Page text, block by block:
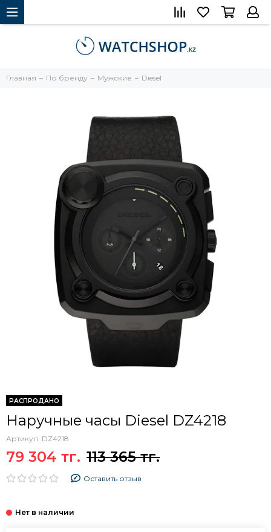
Главная По бренду Мужские Diesel
РАСПРОДАНО
Наручные часы Diesel DZ4218
Артикул: DZ4218
79 304 тг. 113 365 тг.
Оставить отзыв